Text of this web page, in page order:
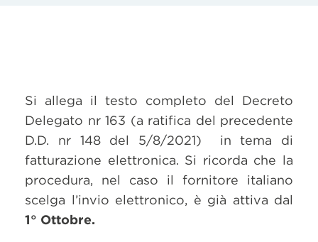
Si allega il testo completo del Decreto
Delegato nr 163 (a ratifica del precedente
D.D. nr 148 del 5/8/2021) in tema di
fatturazione elettronica. Si ricorda che la
procedura, nel caso il fornitore italiano
scelga l’invio elettronico, è già attiva dal
1° Ottobre.